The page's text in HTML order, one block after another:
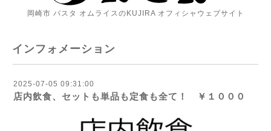
岡崎市 パスタ オムライスのKUJIRA オフィシャウェブサイト
インフォメーション
2025-07-05 09:31:00
店内飲食、セットも単品も定食も全て！ ￥１０００